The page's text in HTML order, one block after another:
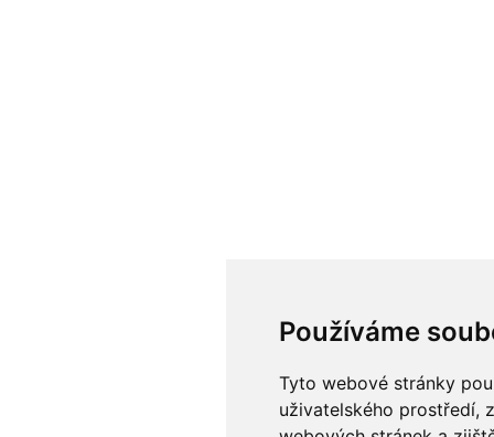
Používáme
Tyto webové stránky
uživatelského prostředí,